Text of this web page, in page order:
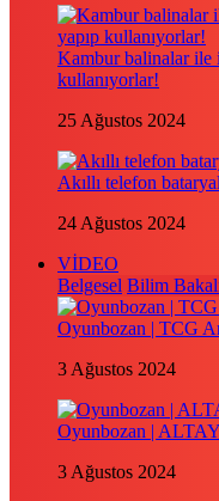
Kambur balinalar ile
kullanıyorlar!
25 Ağustos 2024
Akıllı telefon
24 Ağustos 2024
VİDEO
Belgesel Bilim
Oyunbozan | TCG
3 Ağustos 2024
Oyunbozan |
3 Ağustos 2024